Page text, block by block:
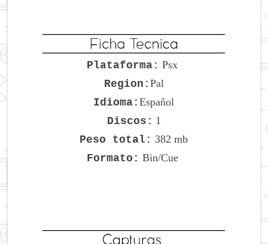
Plataforma: Psx
Region: Pal
Idioma:Español
Discos: 1
Peso total: 382 mb
Formato: Bin/Cue